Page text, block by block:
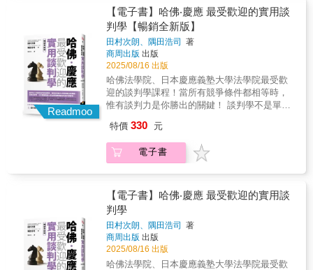
遠選擇自己最熟悉的語言。◎除非談判議程中
的每一個議案都達成協議，否則應視為沒有任
何一個議案達成協議。◎從事跨國談判或跨文
化談判時，你必須具備這樣的認知與修養：
（1）入國問禁，入境隨俗。（2）文化與文化
之間，無所謂對或錯，也無所謂好或壞，它們
只是不同而已！
帶來更大的價值。」──史丹佛律師∣莫妮卡‧施
萊伯（Monica Schreiber）「如果你有興趣探討
交易的架構和協商為何不只是一場零和遊戲，
想知道老練的交易專家如何創造價值，這本書
一定要看。克勞斯納和蘇布拉曼尼安運用真實
的交易案例涵蓋許多不同的產業，將複雜的經
濟學變成容易駕馭的工具。成果就是一本富含
理論卻又實用的參考書。」──哥倫比亞法學院
法律與商業榮譽教授、史丹佛法學院法律與商
業榮譽教授∣羅納德‧吉爾森（Ronald J.
財經界的資深專業人士，抑或是充滿好奇心的
讀者，想要了解登上頭條新聞的交易案背後的
運作原理，你的書架上都一定要有這本書。」
（Stephen R. Munger）「所有的商業交易都蘊
含同一套簡單優雅的經濟學架構，無論是相對
直白的收購案，或者是極為複雜的合併案。最
佳交易能夠成交的關鍵就在於把焦點放在重要
的經濟學驅動因子，不要被其他噪音干擾分
心。克勞斯納和蘇布拉曼尼安的著作是這個領
如何成為交易協議中的最大贏家，讓你在商業
交易中獲取最大價值。專業推薦「克勞斯納和
蘇布拉曼尼安的著作對於任何想要了解現實合
約和交易的人來說，都是非常寶貴的參考資
源。作者舉了許多有趣的實例，並且很有技巧
地運用基本的經濟學概念闡述它們。實務派會
得到許多真知灼見，但學者也可以藉此將自己
的理論修正得更好。」──諾貝爾經濟學獎得
主、哈佛大學教授∣奧立佛‧哈特（Oliver Hart）
「這本書文字直白，大量援引真實案例，探討
了所有的交易──無論是生技公司與藥廠的合
作、技術專利或併購案的盈利能力支付條款──
是如何回應其中蘊含的經濟學根本原理。克勞
帶來更大的價值。」──史丹佛律師∣莫妮卡‧施
萊伯（Monica Schreiber）「如果你有興趣探討
交易的架構和協商為何不只是一場零和遊戲，
想知道老練的交易專家如何創造價值，這本書
一定要看。克勞斯納和蘇布拉曼尼安運用真實
的交易案例涵蓋許多不同的產業，將複雜的經
過去，只談未來？」因為：這問題暗示著，如
果雙方想要取得任何進展，就要避免一直回顧
與當前協商無關的舊帳；而同意這個問題的
人，則傳遞出想要認真達成協議、向前邁進的
訊息。──────10大類、50個問題隨取即用
──────任何人都可以快速上手不論要：打探
資訊、找到作決定的人、先發制人、限制對手
空間、拉高自己姿態；還是要：把餅做大、爭
心防；在關鍵時刻提出對的問題，有助於你取
得決定性的進展。 客人：最近生意怎麼
樣？（探聽資訊）店員：景氣不好，業績很
差。客人：是喔……這個要1,000元？可以算便
宜一點嗎？（爭取優惠）店員：買3組的話，
2,500元你可以接受嗎？（把餅做大、定錨效
應）客人：你知道嗎，另一家的價格比較低？
（建立優勢）店員：這要看你重視的是品質還
是價格？（保護價格）客人：當然都要兼顧，
2,400元可以嗎。你應該會想做我的生意吧？
（心理戰術）店員：這樣吧，如果你刷卡，
2,400加3%手續費是2,472元。不如你改成付
協商的人更常用「請問如果要解約該找哪一
位？」來開場，也更有機會為自己省下每月的
電信費用。因為：當你是一家企業的長期顧
客，企業很清楚與重視長期顧客的價值，通常
設有專員負責留住這樣的顧客，他們有權限提
供優惠。/ 當聽到一個超乎預算的價格，一般人
直覺反應：價格沒得談嗎？而對方幾乎都會順
著話回答：沒有。懂協商的人則會改成這麼
問：議價空間有多少？因為：對方面對的不再
是一個「是」或「否」問題，面對新提問，他
而這就為你開啟了降價的大門。/另外，我們在
生活和工作上難免需要跟過去有不愉快的人協
商，一般人可能選擇硬著頭皮上場，而懂協商
過去，只談未來？」因為：這問題暗示著，如
果雙方想要取得任何進展，就要避免一直回顧
與當前協商無關的舊帳；而同意這個問題的
人，則傳遞出想要認真達成協議、向前邁進的
訊息。──────10大類、50個問題隨取即用
──────任何人都可以快速上手不論要：打探
Readmoo
【電子書】哈佛‧慶應 最受歡迎的實用談
判學【暢銷全新版】
田村次朗、隅田浩司
著
商周出版 出版
2025/08/16 出版
哈佛法學院、日本慶應義塾大學法學院最受歡
迎的談判學課程！當所有競爭條件都相等時，
惟有談判力是你勝出的關鍵！ 談判學不是單純
是解決問題、爭取最大利益不可欠缺的競爭
力。以哈佛法學院的「談判學」為立論基礎，
加上現場聽證與調查分析得來的實際談判案
推薦 ▎游梓翔 世新大學口語傳播系教授專業推
薦 ▎戚樹誠 臺灣大學商學研究所特聘教授│劉
必榮 東吳大學政治系教授 生活處處都在「談
判、溝通、協商」，以對話取代對立，共識取
代勝負，解決問題就從談判開始！ 對方比你強
勢怎麼談？為了達成業績，非向對方讓步不
特價 330 元
電子書
【電子書】哈佛‧慶應 最受歡迎的實用談
判學
田村次朗、隅田浩司
著
商周出版 出版
2025/08/16 出版
哈佛法學院、日本慶應義塾大學法學院最受歡